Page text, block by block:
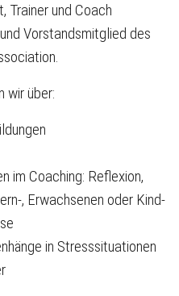
Trainer und Coach
Vorstandsmitglied des
wir über:
im Coaching: Reflexion,
, Erwachsenen oder Kind-
in Stresssituationen